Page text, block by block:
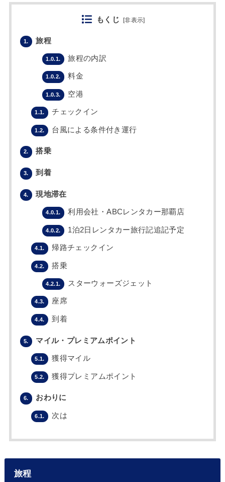
もくじ [非表示]
1. 旅程
1.0.1. 旅程の内訳
1.0.2. 料金
1.0.3. 空港
1.1. チェックイン
1.2. 台風による条件付き運行
2. 搭乗
3. 到着
4. 現地滞在
4.0.1. 利用会社・ABCレンタカー那覇店
4.0.2. 1泊2日レンタカー旅行記追記予定
4.1. 帰路チェックイン
4.2. 搭乗
4.2.1. スターウォーズジェット
4.3. 座席
4.4. 到着
5. マイル・プレミアムポイント
5.1. 獲得マイル
5.2. 獲得プレミアムポイント
6. おわりに
6.1. 次は
旅程